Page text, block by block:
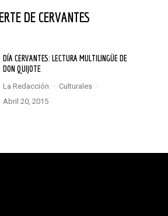
DE CERVANTES
DÍA CERVANTES: LECTURA MULTILINGÜE DE
DON QUIJOTE
La Redacción · Culturales ·
abril 20, 2015